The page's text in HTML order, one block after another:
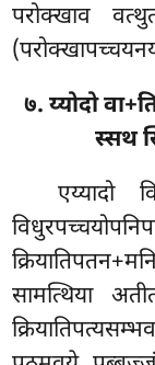
परोक्खाव
७. य्योदो
स्सथ
एय्यादो
सामत्थिया